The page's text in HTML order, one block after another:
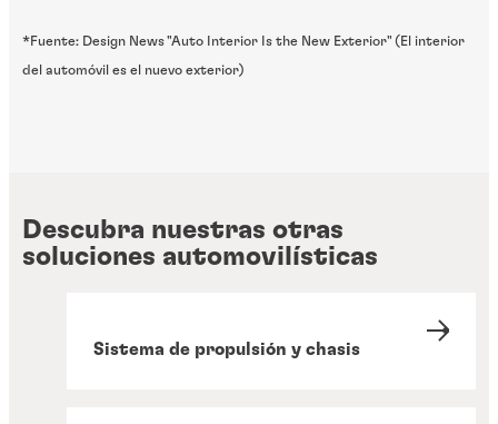
*Fuente: Design News "Auto Interior Is the New Exterior" (El interior
del automóvil es el nuevo exterior)
Descubra nuestras otras
soluciones automovilísticas
Sistema de propulsión y chasis